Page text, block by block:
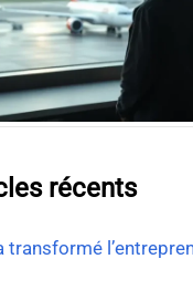
récents
transformé